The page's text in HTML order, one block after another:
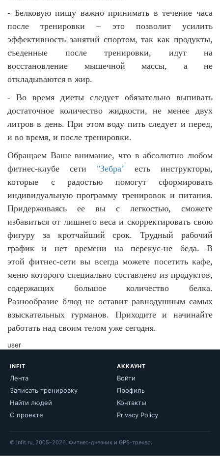
- Белковую пищу важно принимать в течение часа
после тренировки – это позволит усилить
эффективность занятий спортом, так как продукты,
съеденные после тренировки, идут на
восстановление мышечной массы, а не
откладываются в жир.
- Во время диеты следует обязательно выпивать
достаточное количество жидкости, не менее двух
литров в день. При этом воду пить следует и перед,
и во время, и после тренировки.
Обращаем Ваше внимание, что в абсолютно любом
фитнес-клубе сети "Зебра"есть инструкторы,
которые с радостью помогут сформировать
индивидуальную программу тренировок и питания.
Придерживаясь ее вы с легкостью, сможете
избавиться от лишнего веса и скорректировать свою
фигуру за кротчайший срок. Трудный рабочий
график и нет времени на перекус-не беда. В
этой фитнес-сети вы всегда можете посетить кафе,
меню которого специально составлено из продуктов,
содержащих большое количество белка.
Разнообразие блюд не оставит равнодушным самых
взыскательных гурманов. Приходите и начинайте
работать над своим телом уже сегодня.
user
INFIT
Лента
Записать тренировку
Найти людей
О проекте
АККАУНТ
Войти
Профиль
Контакты
Privacy Policy
© infit.ru, 2005–2026. Фитнес-дневник и GPS-трекер.